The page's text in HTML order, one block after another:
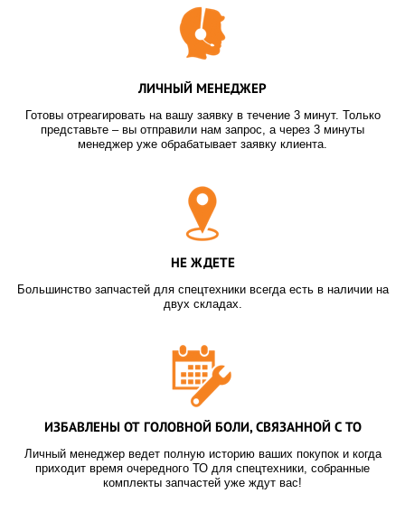
ЛИЧНЫЙ МЕНЕДЖЕР
Готовы отреагировать на вашу заявку в течение 3 минут. Только
представьте – вы отправили нам запрос, а через 3 минуты
менеджер уже обрабатывает заявку клиента.
НЕ ЖДЕТЕ
Большинство запчастей для спецтехники всегда есть в наличии на
двух складах.
ИЗБАВЛЕНЫ ОТ ГОЛОВНОЙ БОЛИ, СВЯЗАННОЙ С ТО
Личный менеджер ведет полную историю ваших покупок и когда
приходит время очередного ТО для спецтехники, собранные
комплекты запчастей уже ждут вас!